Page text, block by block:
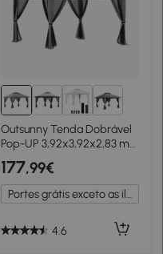
Outsunny Tenda Dobrável
Pop-UP 3,92x3,92x2,83 m
com Altura Ajustável
Proteção UV50+ Rede
Mosquiteira e Bolsa de
Transporte Cinza
177,99€
Portes grátis exceto as ilhas
4.6